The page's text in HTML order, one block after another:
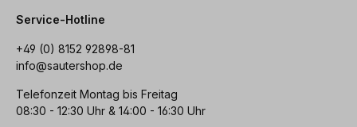
Service-Hotline
+49 (0) 8152 92898-81
info@sautershop.de
Telefonzeit Montag bis Freitag
08:30 - 12:30 Uhr & 14:00 - 16:30 Uhr